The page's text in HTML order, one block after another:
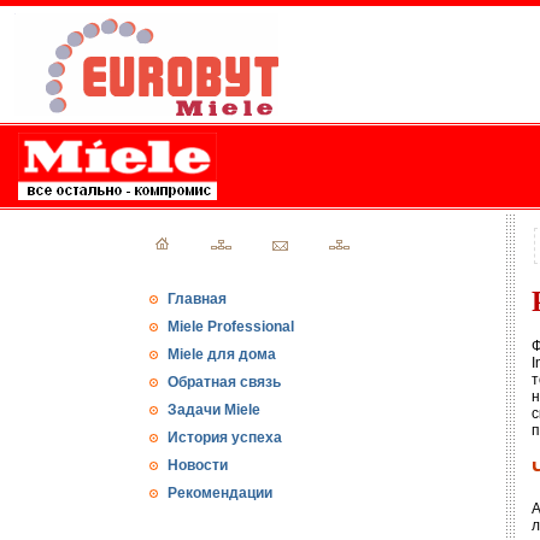
Главная
Miele Professional
Miele для дома
Обратная связь
Задачи Miele
История успеха
Новости
Рекомендации